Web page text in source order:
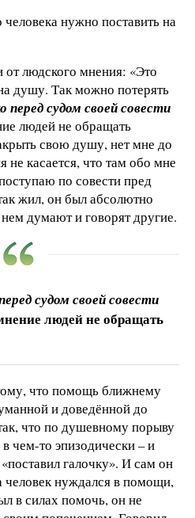
нужно поставить на
от людского мнения: «Это
душу. Так можно потерять
перед судом своей совести
людей не обращать
свою душу, нет мне до
не касается, что там обо мне
по совести пред
жил, он был абсолютно
думают и говорят другие.
судом своей совести
людей не обращать
что помощь ближнему
и доведённой до
что по душевному порыву
чем-то эпизодически – и
галочку». И сам он
человек нуждался в помощи,
в силах помочь, он не